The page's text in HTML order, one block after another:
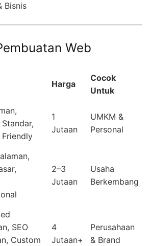
Bisnis
Web
Harga
Cocok
Untuk
1
Jutaan
UMKM &
Personal
2–3
Jutaan
Usaha
Berkembang
SEO
Custom
4
Jutaan+
Perusahaan
& Brand